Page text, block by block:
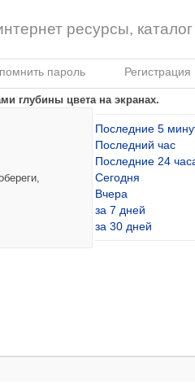
ресурсы,
пароль Регистрация
глубины цвета на экранах.
Последние 5
Последний час
Последние 24
Сегодня
Вчера
за 7 дней
за 30 дней